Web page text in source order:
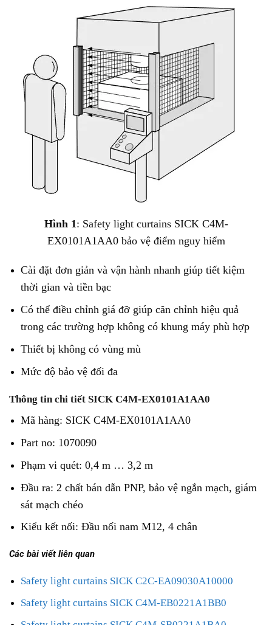
Hình 1: Safety light curtains SICK C4M-
EX0101A1AA0 bảo vệ điểm nguy hiểm
Cài đặt đơn giản và vận hành nhanh giúp tiết kiệm
thời gian và tiền bạc
Có thể điều chỉnh giá đỡ giúp căn chỉnh hiệu quả
trong các trường hợp không có khung máy phù hợp
Thiết bị không có vùng mù
Mức độ bảo vệ đối đa
Thông tin chi tiết SICK C4M-EX0101A1AA0
Mã hàng: SICK C4M-EX0101A1AA0
Part no: 1070090
Phạm vi quét: 0,4 m … 3,2 m
Đầu ra: 2 chất bán dẫn PNP, bảo vệ ngắn mạch, giám
sát mạch chéo
Kiểu kết nối: Đầu nối nam M12, 4 chân
Các bài viết liên quan
Safety light curtains SICK C2C-EA09030A10000
Safety light curtains SICK C4M-EB0221A1BB0